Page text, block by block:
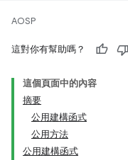
AOSP
這對你有幫助嗎？
這個頁面中的內容
摘要
公用建構函式
公用方法
公用建構函式